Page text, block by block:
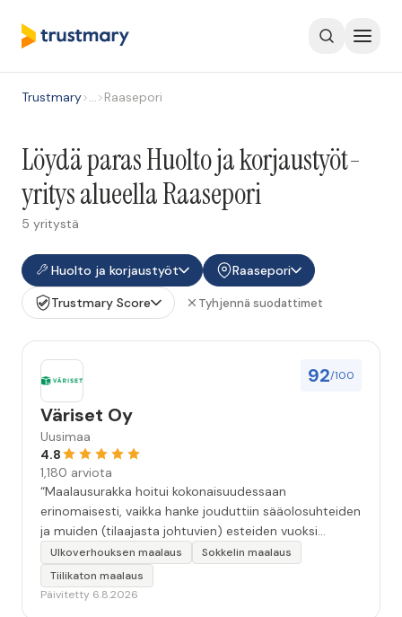
Trustmary>…>Raasepori
Löydä paras Huolto ja korjaustyöt-
yritys alueella Raasepori
5 yritystä
Huolto ja korjaustyöt
Raasepori
Trustmary Score
Tyhjennä suodattimet
92/100
Väriset Oy
Uusimaa
4.8
1,180 arviota
“Maalausurakka hoitui kokonaisuudessaan
erinomaisesti, vaikka hanke jouduttiin sääolosuhteiden
ja muiden (tilaajasta johtuvien) esteiden vuoksi
keskeyttämään n. 3 viikoksi. Maalaistulos on oikein
hyvä, yhteydenpito erinomaista, jälkityöt tehtiin
huolellisesti. Suosittelen. Erityiskiitos itse maalareille:
Ulkoverhouksen maalaus
Sokkelin maalaus
Tiilikaton maalaus
Päivitetty 6.8.2026